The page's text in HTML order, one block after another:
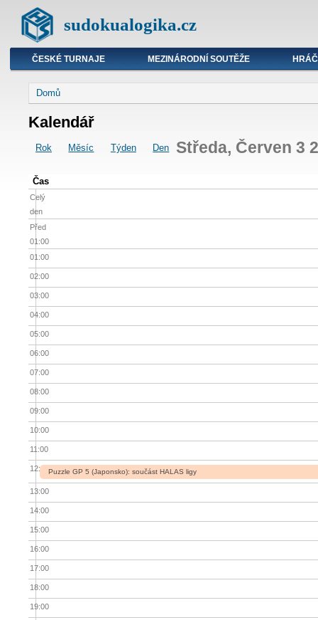
sudokualogika.cz
ČESKÉ TURNAJE MEZINÁRODNÍ SOUTĚŽE
Domů
Kalendář
Rok Měsíc Týden Den Středa, Červen 3
Čas
Celý
den
Před
01:00
01:00
02:00
03:00
04:00
05:00
06:00
07:00
08:00
09:00
10:00
11:00
12:00Puzzle GP 5 (Japonsko): součást HALAS ligy
13:00
14:00
15:00
16:00
17:00
18:00
19:00